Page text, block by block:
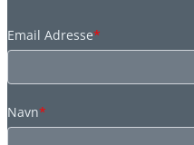
Email Adresse*
Navn*